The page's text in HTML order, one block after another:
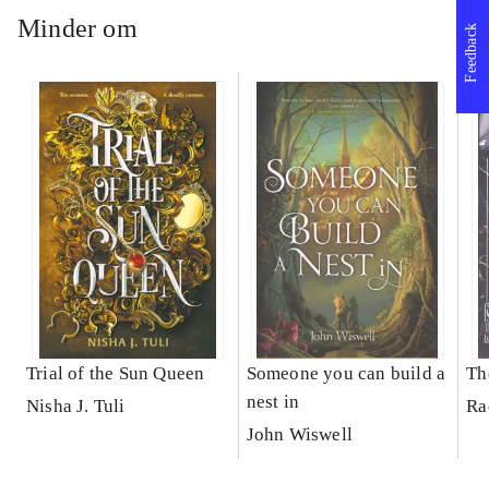
Minder om
Trial of the Sun Queen
Nisha J. Tuli
Someone you can build a
nest in
John Wiswell
Feedback